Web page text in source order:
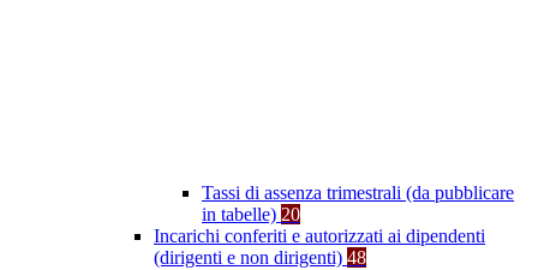
Tassi di assenza trimestrali (da pubblicare
in tabelle) 20
Incarichi conferiti e autorizzati ai dipendenti
(dirigenti e non dirigenti) 48